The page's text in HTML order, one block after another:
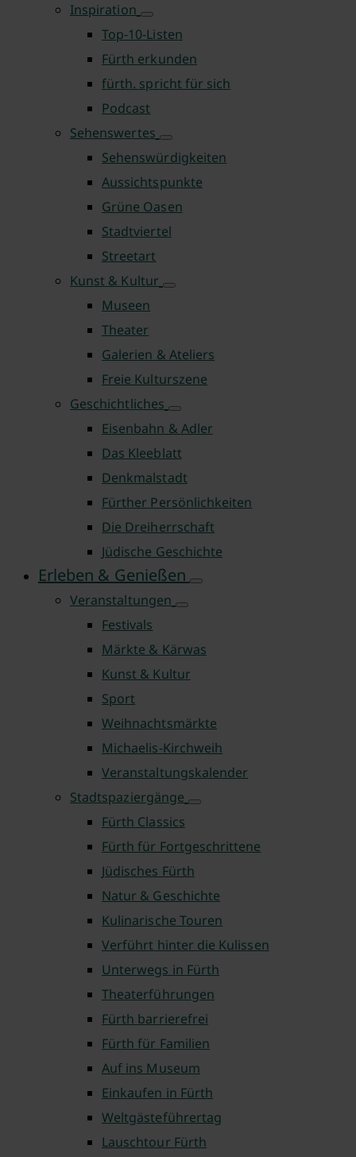
Inspiration
Top-10-Listen
Fürth erkunden
fürth. spricht für sich
Podcast
Sehenswertes
Sehenswürdigkeiten
Aussichtspunkte
Grüne Oasen
Stadtviertel
Streetart
Kunst & Kultur
Museen
Theater
Galerien & Ateliers
Freie Kulturszene
Geschichtliches
Eisenbahn & Adler
Das Kleeblatt
Denkmalstadt
Fürther Persönlichkeiten
Die Dreiherrschaft
Jüdische Geschichte
Erleben & Genießen
Veranstaltungen
Festivals
Märkte & Kärwas
Kunst & Kultur
Sport
Weihnachtsmärkte
Michaelis-Kirchweih
Veranstaltungskalender
Stadtspaziergänge
Fürth Classics
Fürth für Fortgeschrittene
Jüdisches Fürth
Natur & Geschichte
Kulinarische Touren
Verführt hinter die Kulissen
Unterwegs in Fürth
Theaterführungen
Fürth barrierefrei
Fürth für Familien
Auf ins Museum
Einkaufen in Fürth
Weltgästeführertag
Lauschtour Fürth